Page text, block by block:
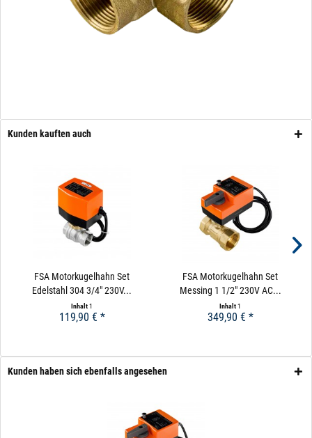
Kunden kauften auch
FSA Motorkugelhahn Set
Edelstahl 304 3/4" 230V...
Inhalt1
119,90 € *
FSA Motorkugelhahn Set
Messing 1 1/2" 230V AC...
Inhalt1
349,90 € *
Kunden haben sich ebenfalls angesehen